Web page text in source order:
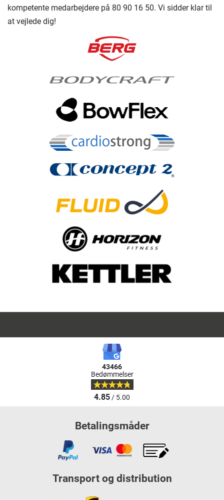
kompetente medarbejdere på 80 90 16 50. Vi sidder klar til
at vejlede dig!
43466
Bedømmelser
4.85/ 5.00
Betalingsmåder
Transport og distribution